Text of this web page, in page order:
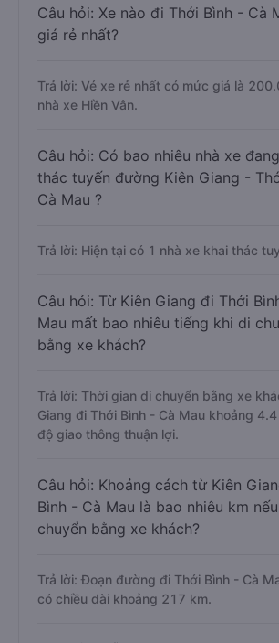
Câu hỏi: Xe nào đi Thới Bình - Cà
giá rẻ nhất?
Trả lời: Vé xe rẻ nhất có mức giá là
nhà xe Hiền Vân.
Câu hỏi: Có bao nhiêu nhà xe
thác tuyến đường Kiên Giang -
Cà Mau ?
Trả lời: Hiện tại có 1 nhà xe khai thác
Câu hỏi: Từ Kiên Giang đi Thới
Mau mất bao nhiêu tiếng khi di
bằng xe khách?
Trả lời: Thời gian di chuyển bằng xe
Giang đi Thới Bình - Cà Mau khoảng
độ giao thông thuận lợi.
Câu hỏi: Khoảng cách từ Kiên
Bình - Cà Mau là bao nhiêu km
chuyển bằng xe khách?
Trả lời: Đoạn đường đi Thới Bình - Cà
có chiều dài khoảng 217 km.